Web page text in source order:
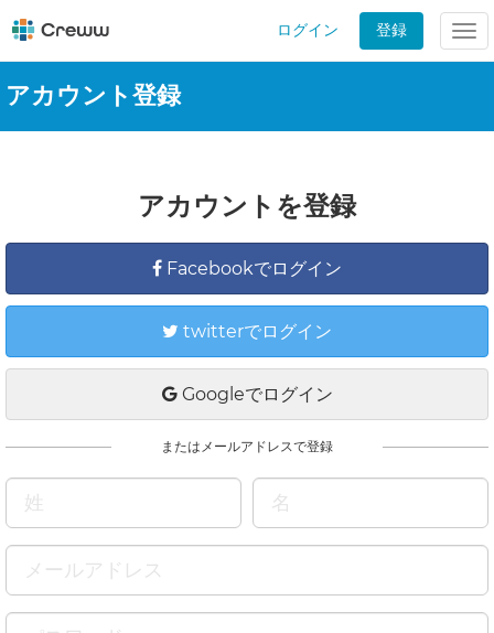
ログイン 登録
アカウント登録
アカウントを登録
Facebookでログイン
twitterでログイン
Googleでログイン
またはメールアドレスで登録